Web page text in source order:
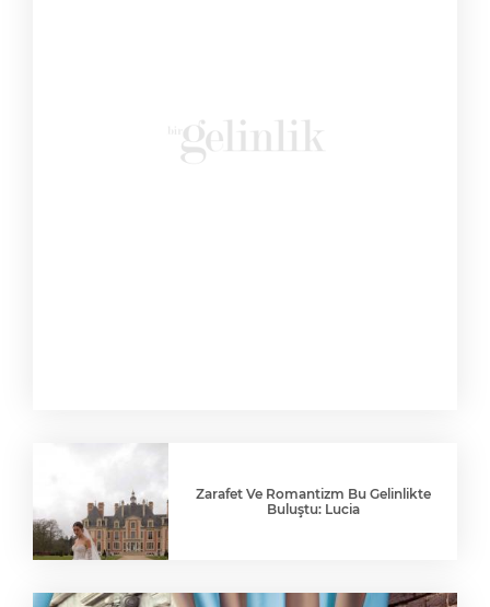
Zarafet Ve Romantizm Bu Gelinlikte
Buluştu: Lucia